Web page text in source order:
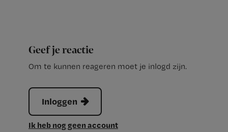
Geef je reactie
Om te kunnen reageren moet je inlogd zijn.
Inloggen
Ik heb nog geen account